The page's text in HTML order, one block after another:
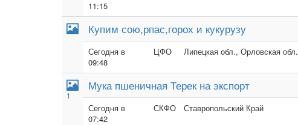
11:15
Купим сою,рпас,горох и кукурузу
Сегодня в
09:48
ЦФО Липецкая обл., Орловская обл.
1
Мука пшеничная Терек на экспорт
Сегодня в
07:42
СКФО Ставропольский Край